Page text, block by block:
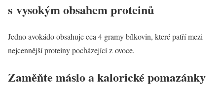
s vysokým obsahem proteinů
Jedno avokádo obsahuje cca 4 gramy bílkovin, které patří mezi
nejcennější proteiny pocházející z ovoce.
Zaměňte máslo a kalorické pomazánky